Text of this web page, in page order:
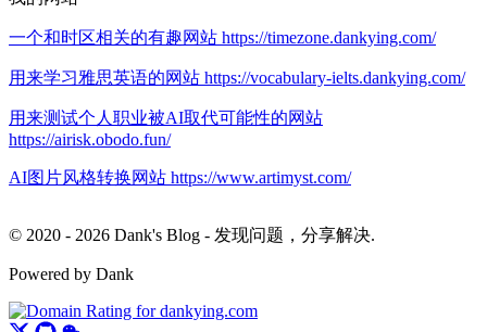
一个和时区相关的有趣网站 https://timezone.dankying.com/
用来学习雅思英语的网站 https://vocabulary-ielts.dankying.com/
用来测试个人职业被AI取代可能性的网站
https://airisk.obodo.fun/
AI图片风格转换网站 https://www.artimyst.com/
© 2020 - 2026 Dank's Blog - 发现问题，分享解决.
Powered by Dank